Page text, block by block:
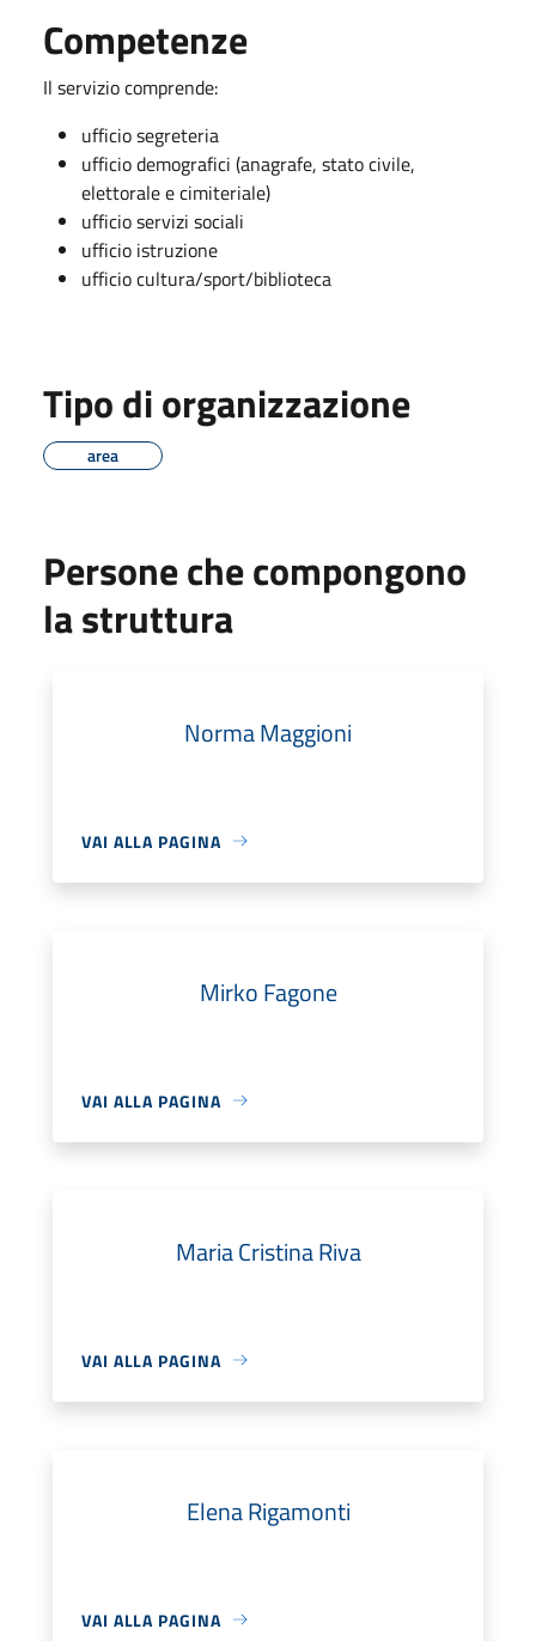
Competenze
Il servizio comprende:
ufficio segreteria
ufficio demografici (anagrafe, stato civile,
elettorale e cimiteriale)
ufficio servizi sociali
ufficio istruzione
ufficio cultura/sport/biblioteca
Tipo di organizzazione
area
Persone che compongono
la struttura
Norma Maggioni
VAI ALLA PAGINA
Mirko Fagone
VAI ALLA PAGINA
Maria Cristina Riva
VAI ALLA PAGINA
Elena Rigamonti
VAI ALLA PAGINA